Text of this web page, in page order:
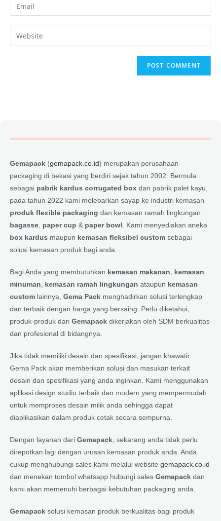
Gemapack (gemapack.co.id) merupakan perusahaan
packaging di bekasi yang berdiri sejak tahun 2002. Bermula
sebagai pabrik kardus corrugated box dan pabrik palet kayu,
pada tahun 2022 kami melebarkan sayap ke industri kemasan
produk flexible packaging dan kemasan ramah lingkungan
bagasse paper cup & paper bowl . Kami menyediakan aneka
box kardus maupun kemasan fleksibel custom sebagai
solusi kemasan produk bagi anda.
Bagi Anda yang membutuhkan kemasan makanan
kemasan
minuman
kemasan ramah lingkungan ataupun kemasan
custom lainnya, Gema Pack menghadirkan solusi terlengkap
dan terbaik dengan harga yang bersaing. Perlu diketahui,
produk-produk dari Gemapack dikerjakan oleh SDM berkualitas
dan profesional di bidangnya.
Jika tidak memiliki desain dan spesifikasi, jangan khawatir.
Gema Pack akan memberikan solusi dan masukan terkait
desain dan spesifikasi yang anda inginkan. Kami menggunakan
aplikasi design studio terbaik dan modern yang mempermudah
untuk memproses desain milik anda sehingga dapat
diaplikasikan dalam produk cetak secara sempurna.
Dengan layanan dari Gemapack , sekarang anda tidak perlu
direpotkan lagi dengan urusan kemasan produk anda. Anda
cukup menghubungi sales kami melalui website gemapack.co.id
dan menekan tombol whatsapp hubungi sales Gemapack dan
kami akan memenuhi berbagai kebutuhan packaging anda.
Gemapack solusi kemasan produk berkualitas bagi produk